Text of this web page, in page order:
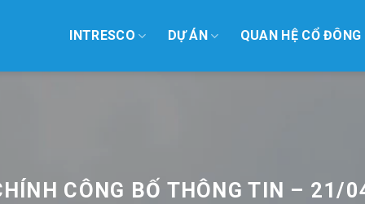
INTRESCO DỰ ÁN QUAN HỆ CỔ ĐÔNG
CÔNG BỐ THÔNG TIN – 21/